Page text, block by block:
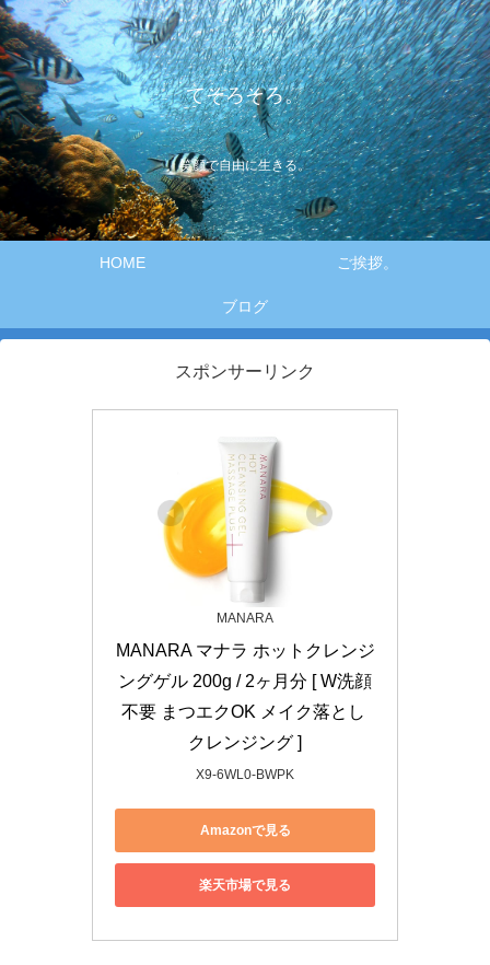
てそろそろ。
笑顔で自由に生きる。
HOME ご挨拶。
ブログ
スポンサーリンク
MANARA
MANARA マナラ ホットクレンジ
ングゲル 200g / 2ヶ月分 [ W洗顔
不要 まつエクOK メイク落とし
クレンジング ]
X9-6WL0-BWPK
Amazonで見る
楽天市場で見る